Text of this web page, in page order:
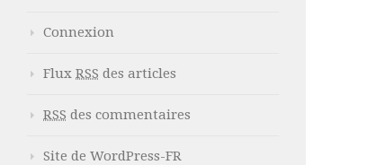
Connexion
Flux RSS des articles
RSS des commentaires
Site de WordPress-FR